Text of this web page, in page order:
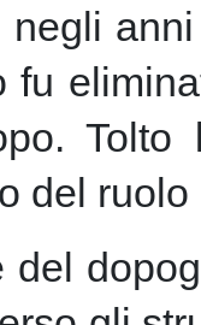
negli
fu
del